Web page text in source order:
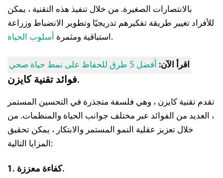
بالانتصارات الصغيرة. من خلال تنفيذ هذه التقنية ، يمكن
للأفراد تغيير طريقة تفكيرهم تدريجيًا وتطوير الانضباط وزراعة
استباقية ومثمرة
أسلوب الحياة .
اقرأ الآن: أفضل 5 طرق للحفاظ على نمط حياة صحي
فوائد تقنية كايزن.
تقدم تقنية كايزن ، وهي فلسفة متجذرة في التحسين المستمر
، العديد من الفوائد عبر مختلف جوانب الحياة والمنظمات. من
خلال تعزيز عقلية النمو المستمر والابتكار ، يمكن تحقيق
المزايا التالية:
1. كفاءة معززة.